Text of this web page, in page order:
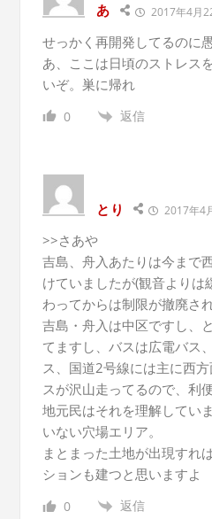
あ 2017年4月
せっかく再開発してるのに
あ、ここは日頃のストレス
いぞ。巣に帰れ
0 返信
とり 2017年4
>>さあや
吉島、舟入あたりは今まで
けていましたが(観音よりは
わってからは制限が撤廃され
吉島・舟入は中区ですし、
てますし、バスは広電バス
ス、国道2号線には主に西
スが沢山走ってるので、利
地元民はそれを理解してい
いない穴場エリア。
まとまった土地が出現すれ
ションも建つと思いますよ
0 返信